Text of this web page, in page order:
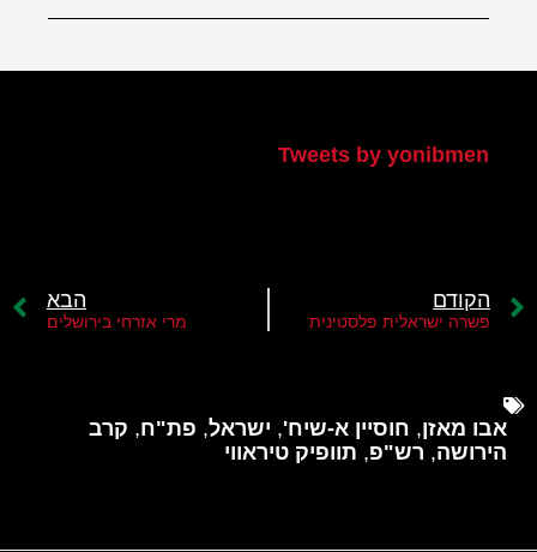
Tweets by yonibmen
הקודם
פשרה ישראלית פלסטינית
הבא
מרי אזרחי בירושלים
אבו מאזן, חוסיין א-שיח', ישראל, פת"ח, קרב
הירושה, רש"פ, תוופיק טיראווי